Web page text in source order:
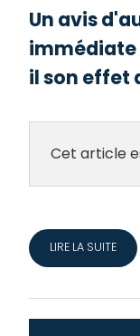
Un avis
il son effet
Cet article
LIRE LA SUITE